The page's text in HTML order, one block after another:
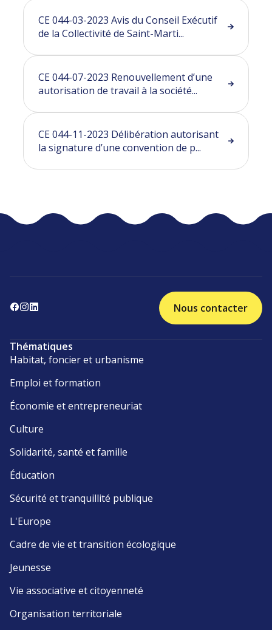
CE 044-03-2023 Avis du Conseil Exécutif
de la Collectivité de Saint-Marti...
CE 044-07-2023 Renouvellement d’une
autorisation de travail à la société...
CE 044-11-2023 Délibération autorisant
la signature d’une convention de p...
Nous contacter
Thématiques
Habitat, foncier et urbanisme
Emploi et formation
Économie et entrepreneuriat
Culture
Solidarité, santé et famille
Éducation
Sécurité et tranquillité publique
L'Europe
Cadre de vie et transition écologique
Jeunesse
Vie associative et citoyenneté
Organisation territoriale